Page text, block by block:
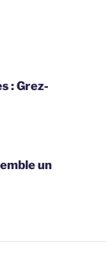
: Grez-
un